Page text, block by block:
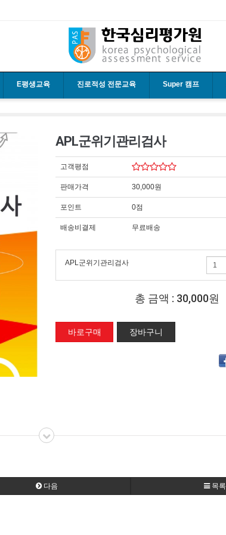
E평생교육 진로적성 전문교육 Super 캠프
APL군위기관리검사
고객평점
판매가격 30,000원
포인트 0점
배송비결제 무료배송
APL군위기관리검사
총 금액 : 30,000원
다음 목록